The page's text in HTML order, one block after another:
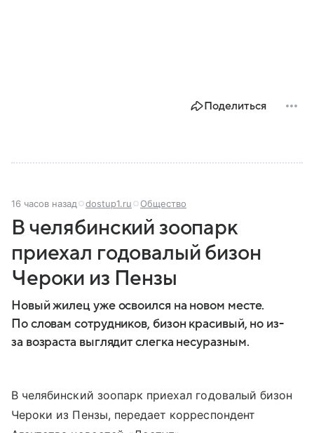
Поделиться
16 часов назад dostup1.ru Общество
В челябинский зоопарк
приехал годовалый бизон
Чероки из Пензы
Новый жилец уже освоился на новом месте.
По словам сотрудников, бизон красивый, но из-
за возраста выглядит слегка несуразным.
В челябинский зоопарк приехал годовалый бизон
Чероки из Пензы, передает корреспондент